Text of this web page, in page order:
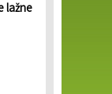
lažne